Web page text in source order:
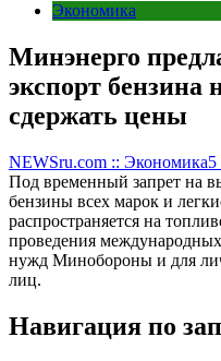
Экономика
Минэнерго
экспорт бензина
сдержать цены
NEWSru.com :: Экономика5
Под временный запрет на
бензины всех марок и
распространяется на
проведения
нужд Минобороны и для
лиц.
Навигация по